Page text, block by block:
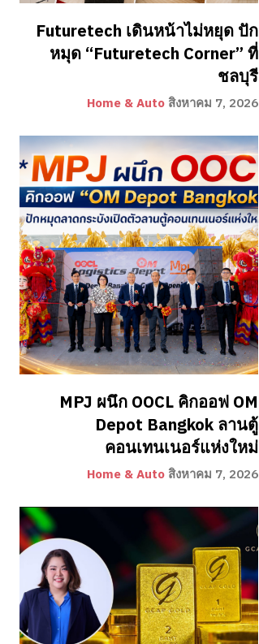
Futuretech เดินหน้าไม่หยุด ปัก
หมุด “Futuretech Corner” ที่
ชลบุรี
Home & Auto สิงหาคม 7, 2026
MPJ ผนึก OOCL คิกออฟ OM
Depot Bangkok ลานตู้
คอนเทนเนอร์แห่งใหม่
Home & Auto สิงหาคม 7, 2026